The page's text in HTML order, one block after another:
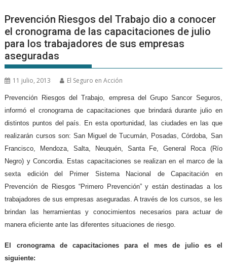
Prevención Riesgos del Trabajo dio a conocer
el cronograma de las capacitaciones de julio
para los trabajadores de sus empresas
aseguradas
11 julio, 2013 El Seguro en Acción
Prevención Riesgos del Trabajo, empresa del Grupo Sancor Seguros,
informó el cronograma de capacitaciones que brindará durante julio en
distintos puntos del país. En esta oportunidad, las ciudades en las que
realizarán cursos son: San Miguel de Tucumán, Posadas, Córdoba, San
Francisco, Mendoza, Salta, Neuquén, Santa Fe, General Roca (Río
Negro) y Concordia. Estas capacitaciones se realizan en el marco de la
sexta edición del Primer Sistema Nacional de Capacitación en
Prevención de Riesgos “Primero Prevención” y están destinadas a los
trabajadores de sus empresas aseguradas. A través de los cursos, se les
brindan las herramientas y conocimientos necesarios para actuar de
manera eficiente ante las diferentes situaciones de riesgo.
El cronograma de capacitaciones para el mes de julio es el
siguiente: